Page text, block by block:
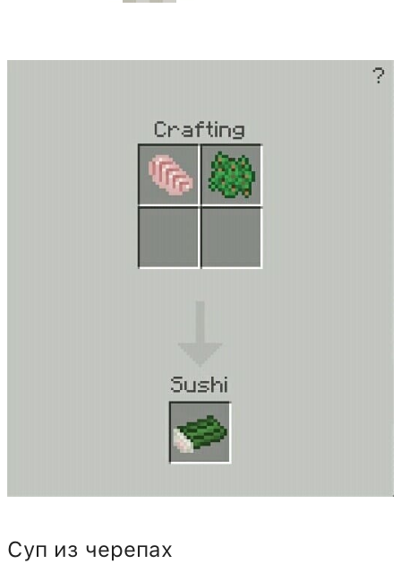
Суп из черепах